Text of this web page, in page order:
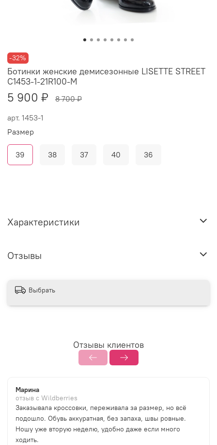
-32%
арт. 1453-1
Ботинки женские демисезонные LISETTE STREET
С1453-1-21R100-M
5 900 ₽ 8 700 ₽
Размер
39 38 37 40 36
Характеристики
Отзывы
Выбрать
Отзывы клиентов
Марина
отзыв с Wildberries
Заказывала кроссовки, переживала за размер, но всё
подошло. Обувь аккуратная, без запаха, швы ровные.
Ношу уже вторую неделю, удобно даже если много
ходить.